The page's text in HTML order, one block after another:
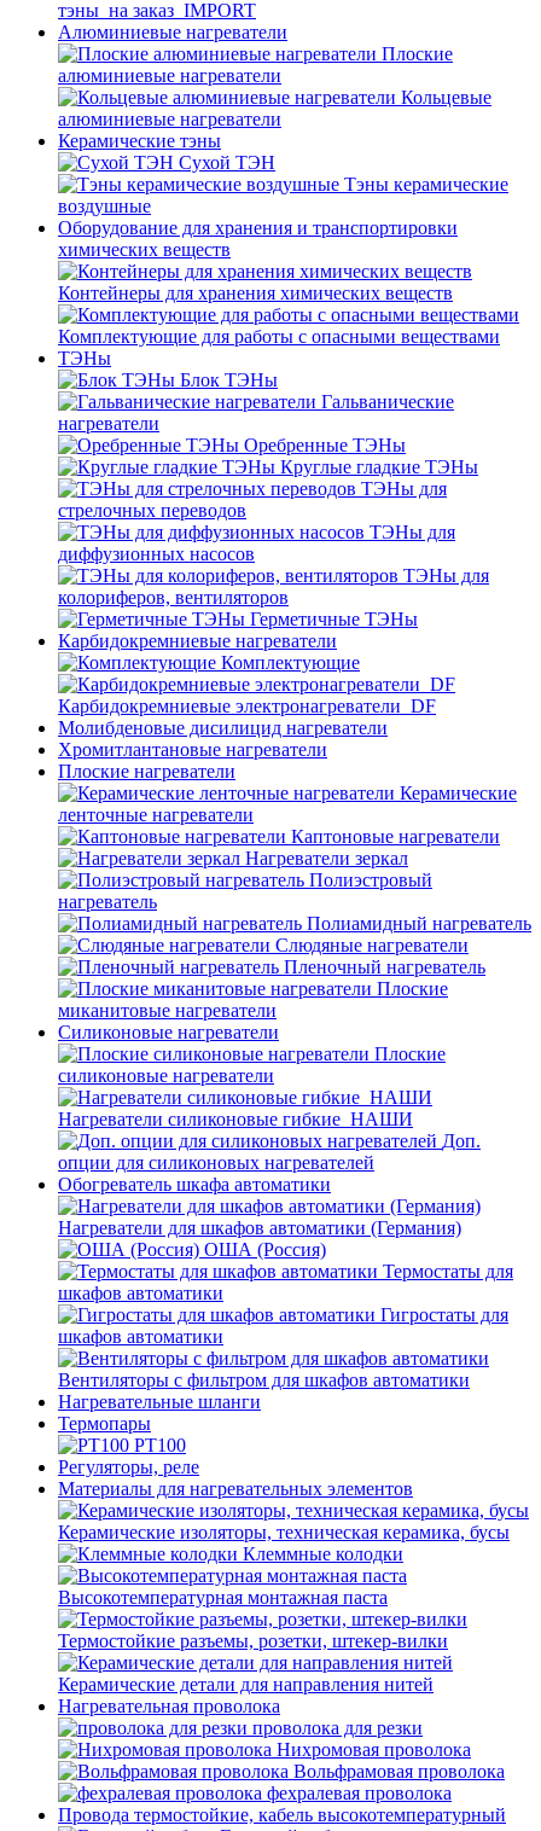
тэны_на заказ_IMPORT
Алюминиевые нагреватели
Плоские
алюминиевые нагреватели
Кольцевые
алюминиевые нагреватели
Керамические тэны
Сухой ТЭН
Тэны керамические
воздушные
Оборудование для хранения и транспортировки
химических веществ
Контейнеры для хранения химических веществ
Комплектующие для работы с опасными веществами
ТЭНы
Блок ТЭНы
Гальванические
нагреватели
Оребренные ТЭНы
Круглые гладкие ТЭНы
ТЭНы для
стрелочных переводов
ТЭНы для
диффузионных насосов
ТЭНы для
колориферов, вентиляторов
Герметичные ТЭНы
Карбидокремниевые нагреватели
Комплектующие
Карбидокремниевые электронагреватели_DF
Молибденовые дисилицид нагреватели
Хромитлантановые нагреватели
Плоские нагреватели
Керамические
ленточные нагреватели
Каптоновые нагреватели
Нагреватели зеркал
Полиэстровый
нагреватель
Полиамидный нагреватель
Слюдяные нагреватели
Пленочный нагреватель
Плоские
миканитовые нагреватели
Силиконовые нагреватели
Плоские
силиконовые нагреватели
Нагреватели силиконовые гибкие_НАШИ
Доп.
опции для силиконовых нагревателей
Обогреватель шкафа автоматики
Нагреватели для шкафов автоматики (Германия)
ОША (Россия)
Термостаты для
шкафов автоматики
Гигростаты для
шкафов автоматики
Вентиляторы с фильтром для шкафов автоматики
Нагревательные шланги
Термопары
PT100
Регуляторы, реле
Материалы для нагревательных элементов
Керамические изоляторы, техническая керамика, бусы
Клеммные колодки
Высокотемпературная монтажная паста
Термостойкие разъемы, розетки, штекер-вилки
Керамические детали для направления нитей
Нагревательная проволока
проволока для резки
Нихромовая проволока
Вольфрамовая проволока
фехралевая проволока
Провода термостойкие, кабель высокотемпературный